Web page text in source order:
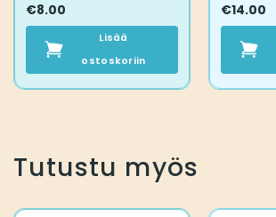
€8.00
Lisää
ostoskoriin
€14.00
Tutustu myös